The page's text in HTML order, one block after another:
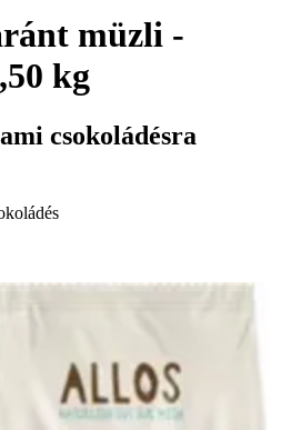
müzli -
kg
csokoládésra